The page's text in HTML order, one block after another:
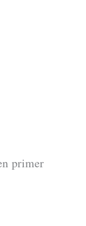
primer